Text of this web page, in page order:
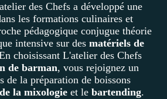
des Chefs a développé une
les formations culinaires et
pédagogique conjugue théorie
intensive sur des matériels de
choisissant L'atelier des Chefs
de barman, vous rejoignez un
de la préparation de boissons
la mixologie et le bartending.